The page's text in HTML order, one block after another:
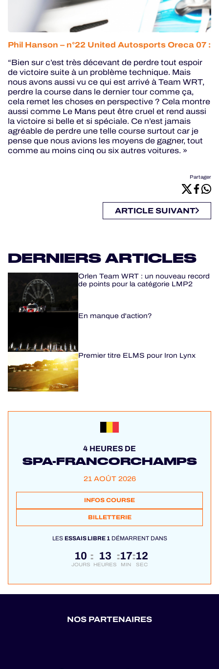
Phil Hanson – n°22 United Autosports Oreca 07 :
“Bien sur c’est très décevant de perdre tout espoir
de victoire suite à un problème technique. Mais
nous avons aussi vu ce qui est arrivé à Team WRT,
perdre la course dans le dernier tour comme ça,
cela remet les choses en perspective ? Cela montre
aussi comme Le Mans peut être cruel et rend aussi
la victoire si belle et si spéciale. Ce n’est jamais
agréable de perdre une telle course surtout car je
pense que nous avions les moyens de gagner, tout
comme au moins cinq ou six autres voitures. »
Partager
ARTICLE SUIVANT
DERNIERS ARTICLES
Orlen Team WRT : un nouveau record
de points pour la catégorie LMP2
En manque d'action?
Premier titre ELMS pour Iron Lynx
4 HEURES DE
SPA-FRANCORCHAMPS
21 AOÛT 2026
INFOS COURSE
BILLETTERIE
LESESSAIS LIBRE 1DÉMARRENT DANS
10
JOURS
: 13
HEURES
:17
MIN
:11
SEC
NOS PARTENAIRES